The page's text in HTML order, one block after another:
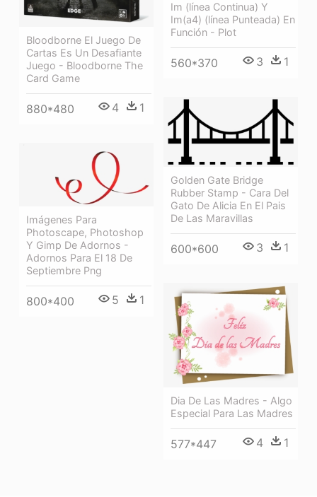
Bloodborne El Juego De
Cartas Es Un Desafiante
Juego - Bloodborne The
Card Game
880*480 4 1
Im (línea Continua) Y
Im(a4) (línea Punteada) En
Función - Plot
560*370 3 1
Golden Gate Bridge
Rubber Stamp - Cara Del
Gato De Alicia En El Pais
De Las Maravillas
600*600 3 1
Imágenes Para
Photoscape, Photoshop
Y Gimp De Adornos -
Adornos Para El 18 De
Septiembre Png
800*400 5 1
Dia De Las Madres - Algo
Especial Para Las Madres
577*447 4 1